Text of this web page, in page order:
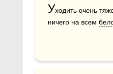
Уходить очень
ничего на всем